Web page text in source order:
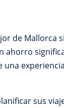
de Mallorca
ahorro
sus